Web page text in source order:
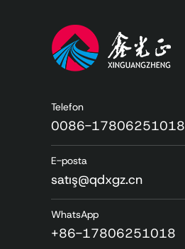
Telefon
0086-17806251018
E-posta
satış@qdxgz.cn
WhatsApp
+86-17806251018